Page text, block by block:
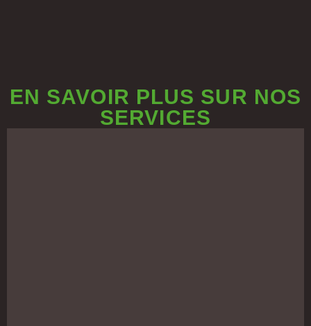
EN SAVOIR PLUS SUR NOS
SERVICES